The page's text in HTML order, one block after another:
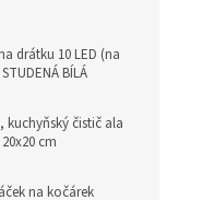
drátku 10 LED (na
BÍLÁ
kuchyňský čistič ala
cm
na kočárek